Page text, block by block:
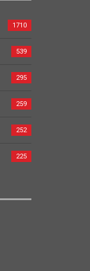
1710
539
295
259
252
225